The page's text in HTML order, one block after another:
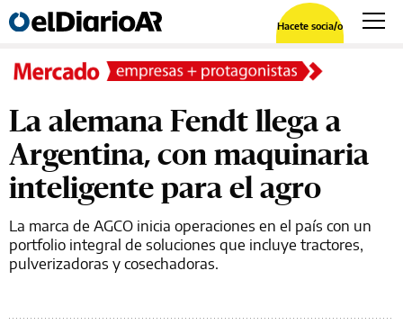
Hacete socia/o
La alemana Fendt llega a
Argentina, con maquinaria
inteligente para el agro
La marca de AGCO inicia operaciones en el país con un
portfolio integral de soluciones que incluye tractores,
pulverizadoras y cosechadoras.